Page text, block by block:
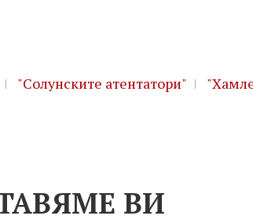
"Солунските атентатори"
ВИ